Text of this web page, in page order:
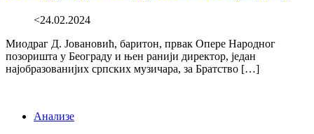
<24.02.2024
Миодраг Д. Јовановић, баритон, првак Опере Народног
позоришта у Београду и њен ранији директор, један
најобразованијих српских музичара, за Братство […]
Анализе